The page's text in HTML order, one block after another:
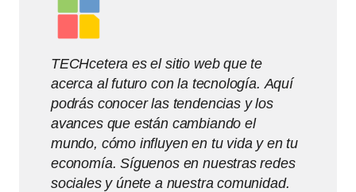
TECHcetera es el sitio web que te
acerca al futuro con la tecnología. Aquí
podrás conocer las tendencias y los
avances que están cambiando el
mundo, cómo influyen en tu vida y en tu
economía. Síguenos en nuestras redes
sociales y únete a nuestra comunidad.